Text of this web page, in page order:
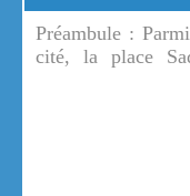
Préambule :
cité, la place